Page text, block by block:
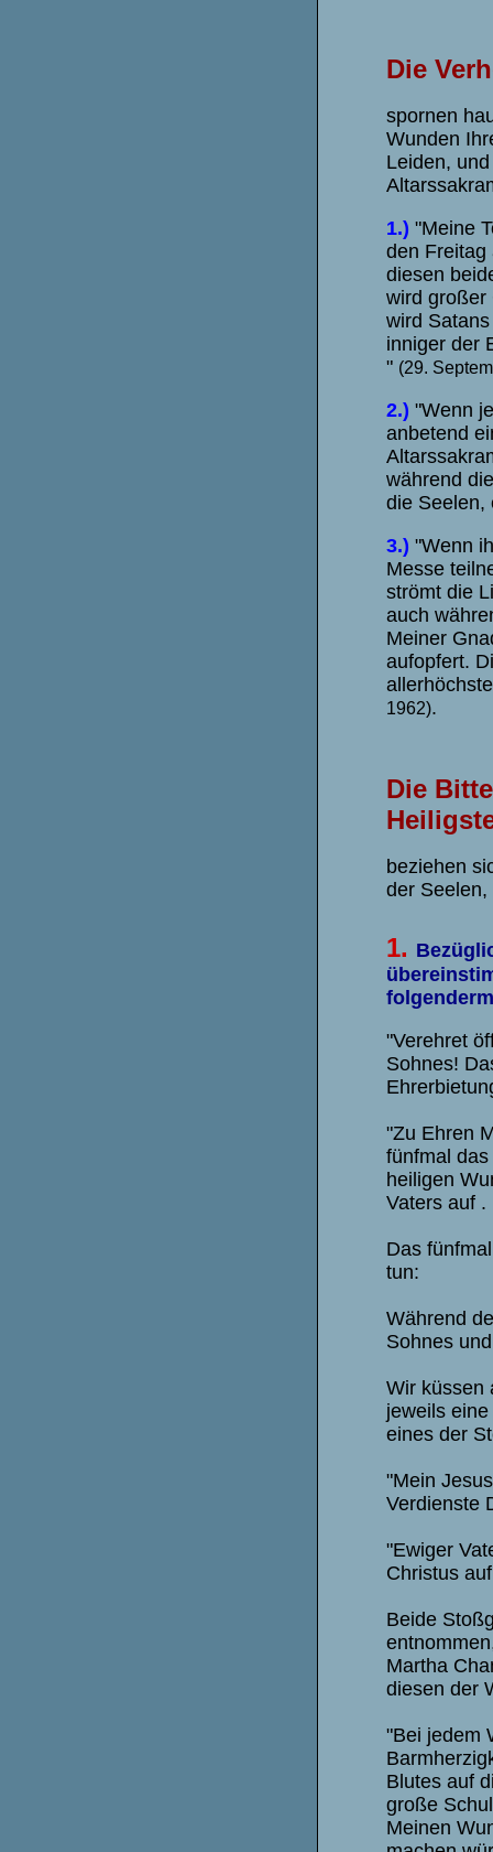
Die
spornen
Wunden
Leiden,
1.) "Meine
den Freitag
diesen
wird großer
wird
inniger der
" (29.
2.) "Wenn
anbetend
während
die Seelen,
3.) "Wenn
Messe
strömt die
auch
Meiner
aufopfert.
1962).
Die
beziehen
der
1.
"Verehret
Sohnes!
"Zu Ehren
fünfmal
heiligen
Vaters auf
Das
tun:
Während
Sohnes
Wir küssen
jeweils
eines der
"Mein
Verdienste
"Ewiger
Christus
Beide
Martha
diesen der
"Bei jedem
Blutes auf
große
Meinen